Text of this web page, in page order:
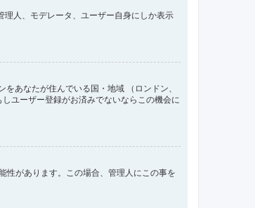
理人、モデレータ、ユーザー自身にしか表示
あなたが住んでいる国・地域 （ロンドン、
ユーザー登録がお済みでないならこの機会に
性があります。この場合、管理人にこの事を